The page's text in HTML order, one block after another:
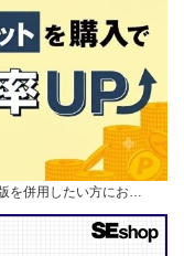
を併用したい方にお…